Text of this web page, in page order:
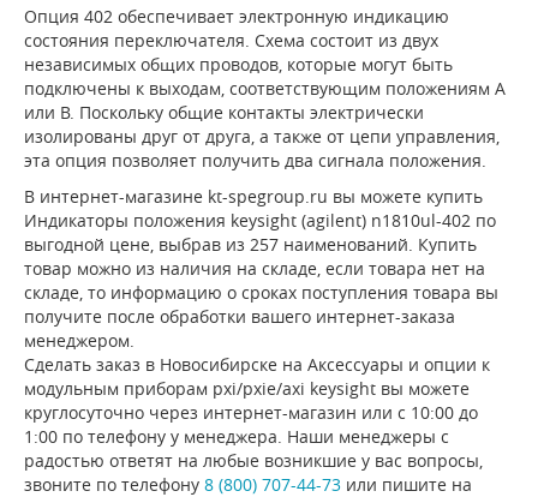
Опция 402 обеспечивает электронную индикацию
состояния переключателя. Схема состоит из двух
независимых общих проводов, которые могут быть
подключены к выходам, соответствующим положениям A
или B. Поскольку общие контакты электрически
изолированы друг от друга, а также от цепи управления,
эта опция позволяет получить два сигнала положения.
В интернет-магазине kt-spegroup.ru вы можете купить
Индикаторы положения keysight (agilent) n1810ul-402 по
выгодной цене, выбрав из 257 наименований. Купить
товар можно из наличия на складе, если товара нет на
складе, то информацию о сроках поступления товара вы
получите после обработки вашего интернет-заказа
менеджером.
Сделать заказ в Новосибирске на Аксессуары и опции к
модульным приборам pxi/pxie/axi keysight вы можете
круглосуточно через интернет-магазин или с 10:00 до
1:00 по телефону у менеджера. Наши менеджеры с
радостью ответят на любые возникшие у вас вопросы,
звоните по телефону 8 (800) 707-44-73 или пишите на